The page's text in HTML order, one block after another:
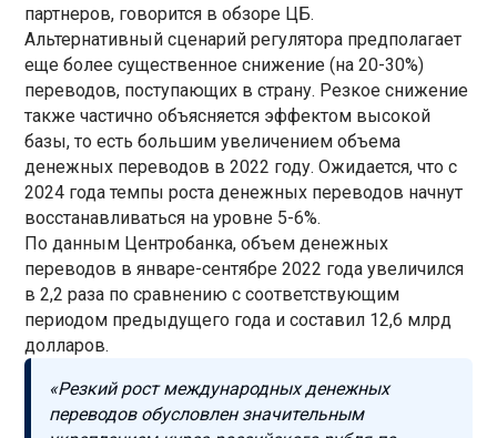
партнеров, говорится в обзоре ЦБ.
Альтернативный сценарий регулятора предполагает
еще более существенное снижение (на 20-30%)
переводов, поступающих в страну. Резкое снижение
также частично объясняется эффектом высокой
базы, то есть большим увеличением объема
денежных переводов в 2022 году. Ожидается, что с
2024 года темпы роста денежных переводов начнут
восстанавливаться на уровне 5-6%.
По данным Центробанка, объем денежных
переводов в январе-сентябре 2022 года увеличился
в 2,2 раза по сравнению с соответствующим
периодом предыдущего года и составил 12,6 млрд
долларов.
«Резкий рост международных денежных
переводов обусловлен значительным